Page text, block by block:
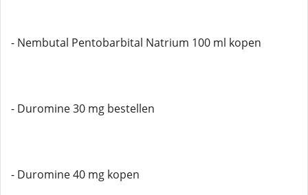
- Nembutal Pentobarbital Natrium 100 ml kopen
- Duromine 30 mg bestellen
- Duromine 40 mg kopen